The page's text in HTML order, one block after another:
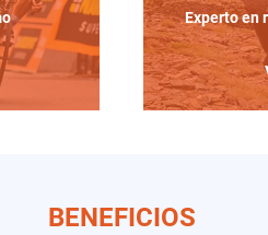
Experto en
BENEFICIOS